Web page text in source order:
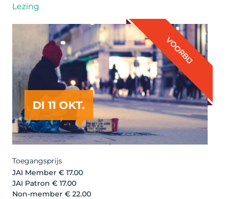
Lezing
DI 11 OKT.
VOORBIJ
Toegangsprijs
JAI Member € 17.00
JAI Patron € 17.00
Non-member € 22.00